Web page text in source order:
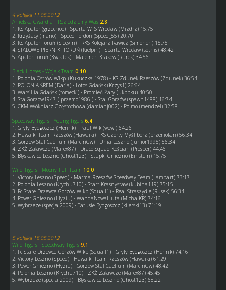
4 kolejka 11.05.2012
Anielska Gwardia - Rozjedziemy Was 2:8
1. KS Apator (grzechoo) - Sparta WTS Wrocław (Mizdrz) 15:75
2. Krzyżacy (mario) - Speed Fordon (Speed_55) 20:70
3. KS Apator Toruń (Sleevin) - RKS Kolejarz Rawicz (Simonen) 15:75
4. STALOWE PIERNIKI TORUŃ (Kiełpin) - Sparta Wrocław (sothis) 48:42
5. Apator Toruń (Kwiatek) - Malemen Krakow (Rurek) 34:56
Black Horses - Wojak Team 0:10
1. Polonia Ostrów Wlkp. (Kukuczka 1978) - KS Zdunek Rzeszów (Zdunek) 36:54
2. POLONIA ŚREM (Daria) - Lotos Gdańsk (Krzys1) 26:64
3. Warsillia Gdańsk (tomecki) - Promień Żary (ukppku) 40:50
4. StalGorzow1947 ( przemo1986 ) - Stal Gorzów (spawn1488) 16:74
5. CKM Włókniarz Częstochowa (damianj002) - Polmo (mendzel) 32:58
Speedway Tigers - Young Tigers 6:4
1. Gryfy Bydgoszcz (Henrik) - Paul-Wik (wowi) 64:26
2. Hawaiki Team Rzeszów (Hawaiki) - KS Czorty Myślibórz (przemofan) 56:34
3. Gorzów Stal Caellum (MarcinGw) - Unia Leszno (Junior1995) 56:34
4. ZKŻ Załawcze (Marex87) - Draco Squad Kościan (Prosper) 44:46
5. Błyskawice Leszno (Ghost123) - Stupki Gniezno (Einstein) 15:75
Wild Tigers - Mocny Full Team 10:0
1. Victory Leszno (Speed) - Marma Rzeszów Speedway Team (Lampart) 73:17
2. Polonia Leszno (Krychu710) - Start Krasnystaw (kubina119) 75:15
3. Fc Stare Drzewce Gorzów Wlkp (Squall1) - Real Straszydle (Rusek) 56:34
4. Power Gniezno (Hyziu) - WandaNowaHuta (MichalKR) 74:16
5. Wybrzeze (specjal2009) - Tatusie Bydgoszcz (kilerski13) 71:19
5 kolejka 18.05.2012
Wild Tigers - Speedway Tigers 9:1
1. Fc Stare Drzewce Gorzów Wlkp (Squall1) - Gryfy Bydgoszcz (Henrik) 74:16
2. Victory Leszno (Speed) - Hawaiki Team Rzeszów (Hawaiki) 61:29
3. Power Gniezno (Hyziu) - Gorzów Stal Caellum (MarcinGw) 48:42
4. Polonia Leszno (Krychu710) - ZKŻ Załawcze (Marex87) 45:45
5. Wybrzeze (specjal2009) - Błyskawice Leszno (Ghost123) 68:22